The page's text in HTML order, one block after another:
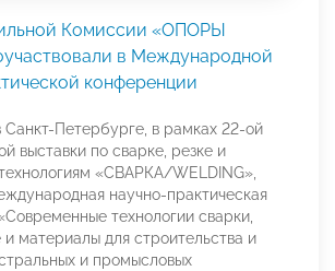
Комиссии «ОПОРЫ
в Международной
конференции
Санкт-Петербурге, в рамках 22-ой
выставки по сварке, резке и
«СВАРКА/WELDING»,
научно-практическая
технологии сварки,
материалы для строительства и
и промысловых